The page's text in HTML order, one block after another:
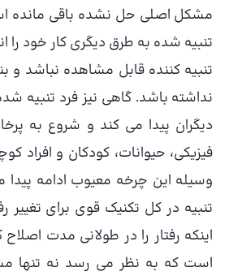
مشکل اصلی حل نشده باقی مانده
تنبیه شده به طرق دیگری کار خود را
تنبیه کننده قابل مشاهده نباشد و
نداشته باشد. گاهی نیز فرد تنبیه
دیگران پیدا می کند و شروع به
فیزیکی، حیوانات، کودکان و افراد
وسیله این چرخه معیوب ادامه
تنبیه در کل تکنیک قوی برای
اینکه رفتار را در طولانی مدت
است که به نظر می رسد نه تنها